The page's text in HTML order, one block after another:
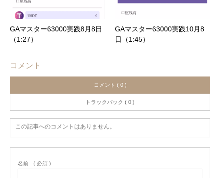
GAマスター63000実践8月8日
（1:27）
GAマスター63000実践10月8
日（1:45）
コメント
コメント ( 0 )
トラックバック ( 0 )
この記事へのコメントはありません。
名前 ( 必須 )